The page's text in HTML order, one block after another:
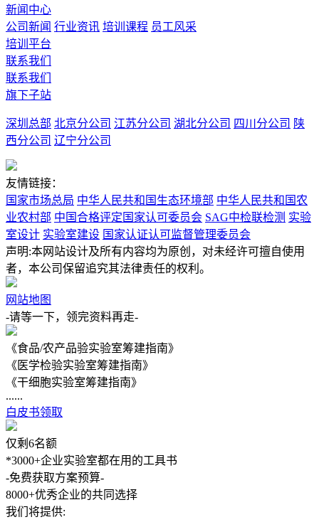
新闻中心
公司新闻 行业资讯 培训课程 员工风采
培训平台
联系我们
联系我们
旗下子站
深圳总部 北京分公司 江苏分公司 湖北分公司 四川分公司 陕
西分公司 辽宁分公司
友情链接：
国家市场总局 中华人民共和国生态环境部 中华人民共和国农
业农村部 中国合格评定国家认可委员会 SAG中检联检测 实验
室设计 实验室建设 国家认证认可监督管理委员会
声明:本网站设计及所有内容均为原创，对未经许可擅自使用
者，本公司保留追究其法律责任的权利。
网站地图
-请等一下，领完资料再走-
《食品/农产品验实验室筹建指南》
《医学检验实验室筹建指南》
《干细胞实验室筹建指南》
......
白皮书领取
仅剩6名额
*3000+企业实验室都在用的工具书
-免费获取方案预算-
8000+优秀企业的共同选择
我们将提供: